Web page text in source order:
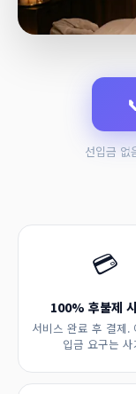
선입금 없
💳
100% 후불제
서비스 완료 후 결제.
입금 요구는 사